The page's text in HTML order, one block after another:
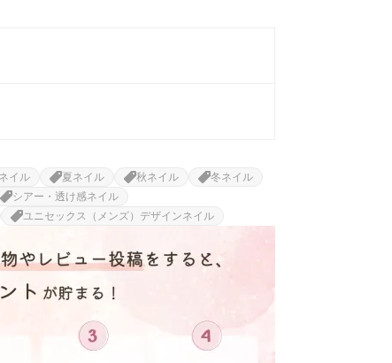
イル 夏ネイル 秋ネイル
冬ネイル
シアー・透け感ネイル
ユニセックス（メンズ）デザインネイル